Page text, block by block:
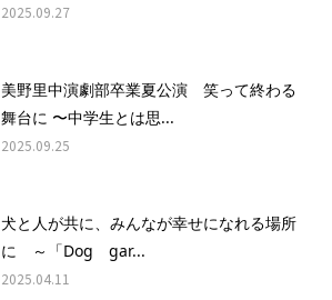
2025.09.27
美野里中演劇部卒業夏公演 笑って終わる
舞台に 〜中学生とは思...
2025.09.25
犬と人が共に、みんなが幸せになれる場所
に ～「Dog gar...
2025.04.11